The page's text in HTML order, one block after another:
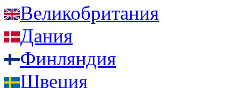
Великобритания
Дания
Финляндия
Швеция